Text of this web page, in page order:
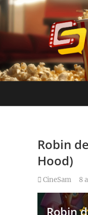
Skip
Base de
Robin
Hood)
CineSam 8
Robin